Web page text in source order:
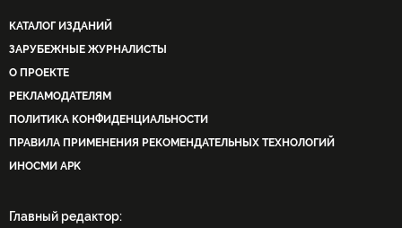
КАТАЛОГ ИЗДАНИЙ
ЗАРУБЕЖНЫЕ ЖУРНАЛИСТЫ
О ПРОЕКТЕ
РЕКЛАМОДАТЕЛЯМ
ПОЛИТИКА КОНФИДЕНЦИАЛЬНОСТИ
ПРАВИЛА ПРИМЕНЕНИЯ РЕКОМЕНДАТЕЛЬНЫХ ТЕХНОЛОГИЙ
ИНОСМИ APK
Главный редактор: